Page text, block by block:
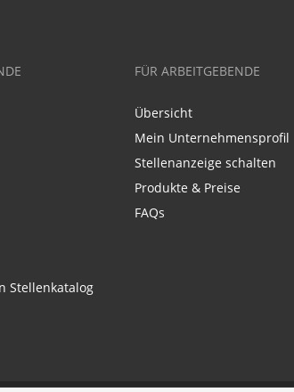
Stellenkatalog
FÜR ARBEITGEBENDE
Übersicht
Mein Unternehmensprofil
Stellenanzeige schalten
Produkte & Preise
FAQs